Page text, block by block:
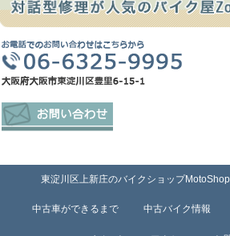
東淀川区上新庄のバイクショップ
中古車ができるまで 中古バイク情報